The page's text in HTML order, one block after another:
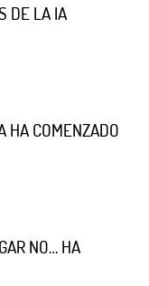
DE LA IA
HA COMENZADO
NO… HA